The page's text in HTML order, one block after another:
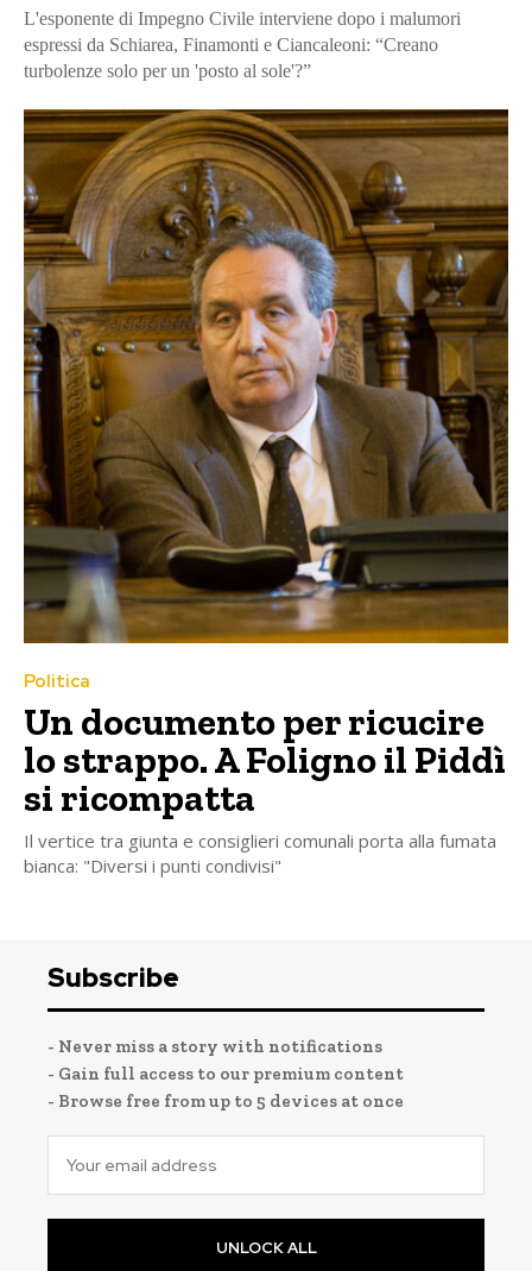
L'esponente di Impegno Civile interviene dopo i malumori
espressi da Schiarea, Finamonti e Ciancaleoni: “Creano
turbolenze solo per un 'posto al sole'?”
Politica
Un documento per ricucire
lo strappo. A Foligno il Piddì
si ricompatta
Il vertice tra giunta e consiglieri comunali porta alla fumata
bianca: "Diversi i punti condivisi"
Subscribe
- Never miss a story with notifications
- Gain full access to our premium content
- Browse free from up to 5 devices at once
UNLOCK ALL